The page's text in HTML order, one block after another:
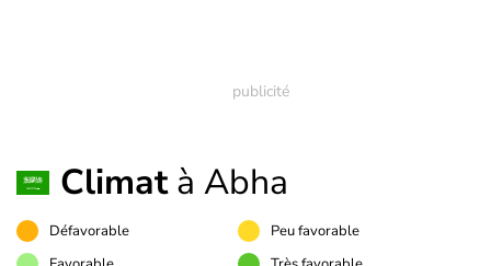
Climatà Abha
Défavorable
Peu favorable